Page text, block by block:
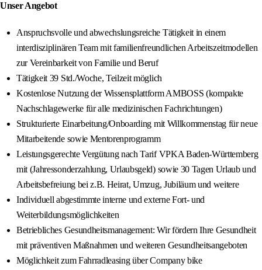
Unser Angebot
Anspruchsvolle und abwechslungsreiche Tätigkeit in einem
interdisziplinären Team mit familienfreundlichen Arbeitszeitmodellen
zur Vereinbarkeit von Familie und Beruf
Tätigkeit 39 Std./Woche, Teilzeit möglich
Kostenlose Nutzung der Wissensplattform AMBOSS (kompakte
Nachschlagewerke für alle medizinischen Fachrichtungen)
Strukturierte Einarbeitung/Onboarding mit Willkommenstag für neue
Mitarbeitende sowie Mentorenprogramm
Leistungsgerechte Vergütung nach Tarif VPKA Baden-Württemberg
mit (Jahressonderzahlung, Urlaubsgeld) sowie 30 Tagen Urlaub und
Arbeitsbefreiung bei z.B. Heirat, Umzug, Jubiläum und weitere
Individuell abgestimmte interne und externe Fort- und
Weiterbildungsmöglichkeiten
Betriebliches Gesundheitsmanagement: Wir fördern Ihre Gesundheit
mit präventiven Maßnahmen und weiteren Gesundheitsangeboten
Möglichkeit zum Fahrradleasing über Company bike